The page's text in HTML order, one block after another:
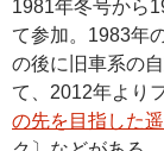
1981年冬号から
て参加。1983年
の後に旧車系の
て、2012年より
の先を目指した